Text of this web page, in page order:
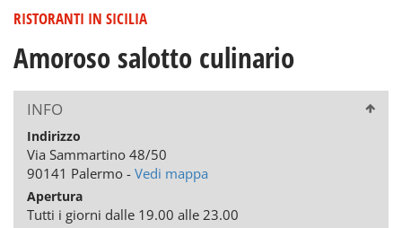
RISTORANTI IN SICILIA
Amoroso salotto culinario
INFO
Indirizzo
Via Sammartino 48/50
90141 Palermo - Vedi mappa
Apertura
Tutti i giorni dalle 19.00 alle 23.00